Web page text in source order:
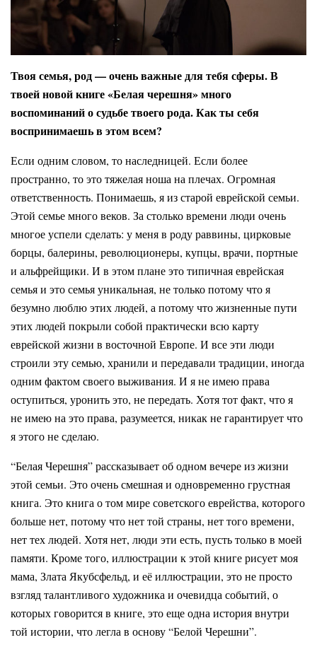
Твоя семья, род — очень важные для тебя сферы. В
твоей новой книге «Белая черешня» много
воспоминаний о судьбе твоего рода. Как ты себя
воспринимаешь в этом всем?
Если одним словом, то наследницей. Если более
пространно, то это тяжелая ноша на плечах. Огромная
ответственность. Понимаешь, я из старой еврейской семьи.
Этой семье много веков. За столько времени люди очень
многое успели сделать: у меня в роду раввины, цирковые
борцы, балерины, революционеры, купцы, врачи, портные
и альфрейщики. И в этом плане это типичная еврейская
семья и это семья уникальная, не только потому что я
безумно люблю этих людей, а потому что жизненные пути
этих людей покрыли собой практически всю карту
еврейской жизни в восточной Европе. И все эти люди
строили эту семью, хранили и передавали традиции, иногда
одним фактом своего выживания. И я не имею права
оступиться, уронить это, не передать. Хотя тот факт, что я
не имею на это права, разумеется, никак не гарантирует что
я этого не сделаю.
“Белая Черешня” рассказывает об одном вечере из жизни
этой семьи. Это очень смешная и одновременно грустная
книга. Это книга о том мире советского еврейства, которого
больше нет, потому что нет той страны, нет того времени,
нет тех людей. Хотя нет, люди эти есть, пусть только в моей
памяти. Кроме того, иллюстрации к этой книге рисует моя
мама, Злата Якубсфельд, и её иллюстрации, это не просто
взгляд талантливого художника и очевидца событий, о
которых говорится в книге, это еще одна история внутри
той истории, что легла в основу “Белой Черешни”.